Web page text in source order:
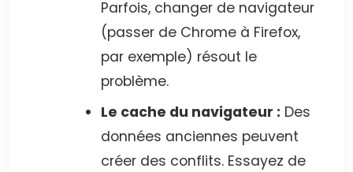
Parfois, changer de navigateur
(passer de Chrome à Firefox,
par exemple) résout le
problème.
Le cache du navigateur : Des
données anciennes peuvent
créer des conflits. Essayez de